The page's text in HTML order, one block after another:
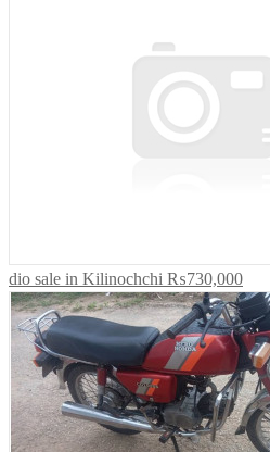
dio sale in Kilinochchi ₨730,000